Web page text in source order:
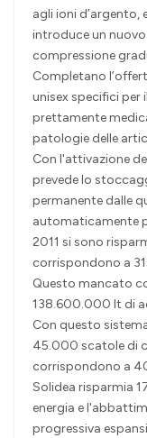
agli ioni d’argento,
introduce un
compressione
Completano
unisex specifici
prettamente
patologie delle
Con l'attivazione
prevede lo
permanente dalle
automaticamente
2011 si sono
corrispondono a
Questo mancato
138.600.000 lt di
Con questo
45.000 scatole di
corrispondono a
Solidea risparmia
energia e
progressiva